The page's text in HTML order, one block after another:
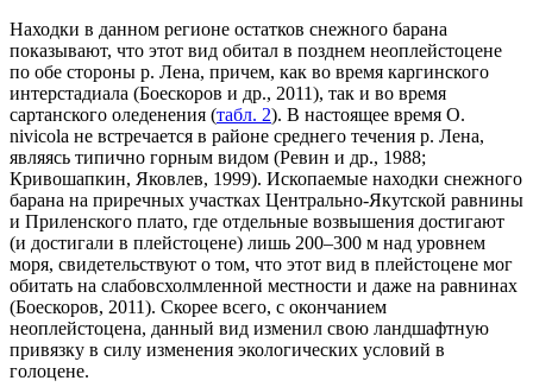
Находки в данном регионе остатков снежного барана
показывают, что этот вид обитал в позднем неоплейстоцене
по обе стороны р. Лена, причем, как во время каргинского
интерстадиала (Боескоров и др., 2011), так и во время
сартанского оледенения (табл. 2). В настоящее время O.
nivicola не встречается в районе среднего течения р. Лена,
являясь типично горным видом (Ревин и др., 1988;
Кривошапкин, Яковлев, 1999). Ископаемые находки снежного
барана на приречных участках Центрально-Якутской равнины
и Приленского плато, где отдельные возвышения достигают
(и достигали в плейстоцене) лишь 200–300 м над уровнем
моря, свидетельствуют о том, что этот вид в плейстоцене мог
обитать на слабовсхолмленной местности и даже на равнинах
(Боескоров, 2011). Скорее всего, с окончанием
неоплейстоцена, данный вид изменил свою ландшафтную
привязку в силу изменения экологических условий в
голоцене.